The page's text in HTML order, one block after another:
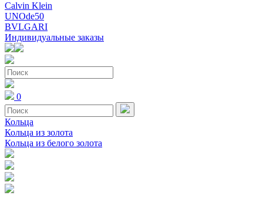
Calvin Klein
UNOde50
BVLGARI
Индивидуальные заказы
0
Кольца
Кольца из золота
Кольца из белого золота